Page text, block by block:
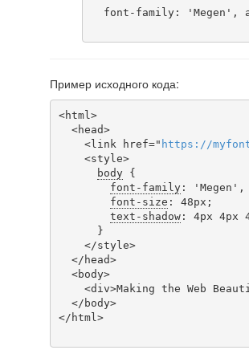
Пример исходного кода:
<html>
    <link href="
https ://
body {
font-family:
font-size : 48px;
text-shadow: 4px 4px
</html>